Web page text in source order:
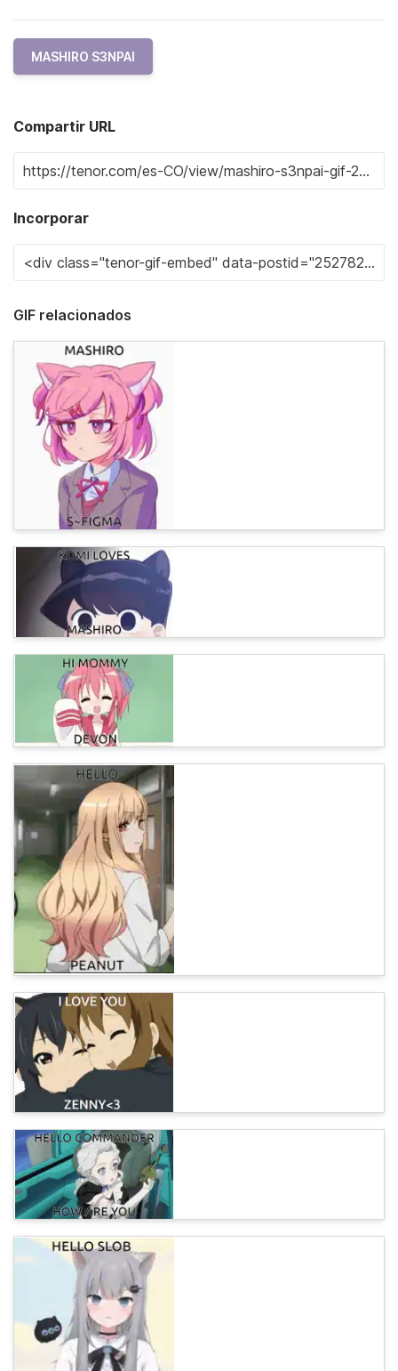
MASHIRO S3NPAI
Compartir URL
Incorporar
GIF relacionados